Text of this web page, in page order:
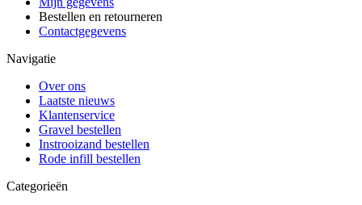
Bestellen en retourneren
Contactgegevens
Navigatie
Over ons
Laatste nieuws
Klantenservice
Gravel bestellen
Instrooizand bestellen
Rode infill bestellen
Categorieën